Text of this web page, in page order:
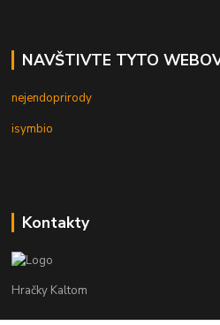
NAVŠTIVTE TYTO
nejendoprirody
isymbio
Kontakty
Hračky Kaltom